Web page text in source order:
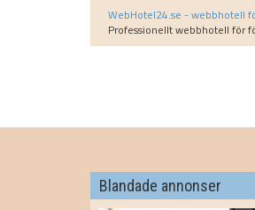
WebHotel24.se - webbhotell
Professionellt webbhotell för
Blandade annonser